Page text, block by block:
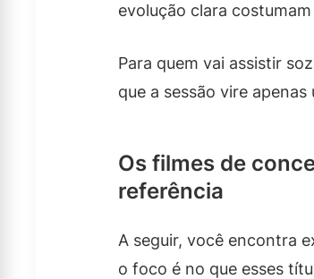
evolução clara
Para quem vai assistir
que a sessão vire
Os filmes de
referência
A seguir, você encontra
o foco é no que esses